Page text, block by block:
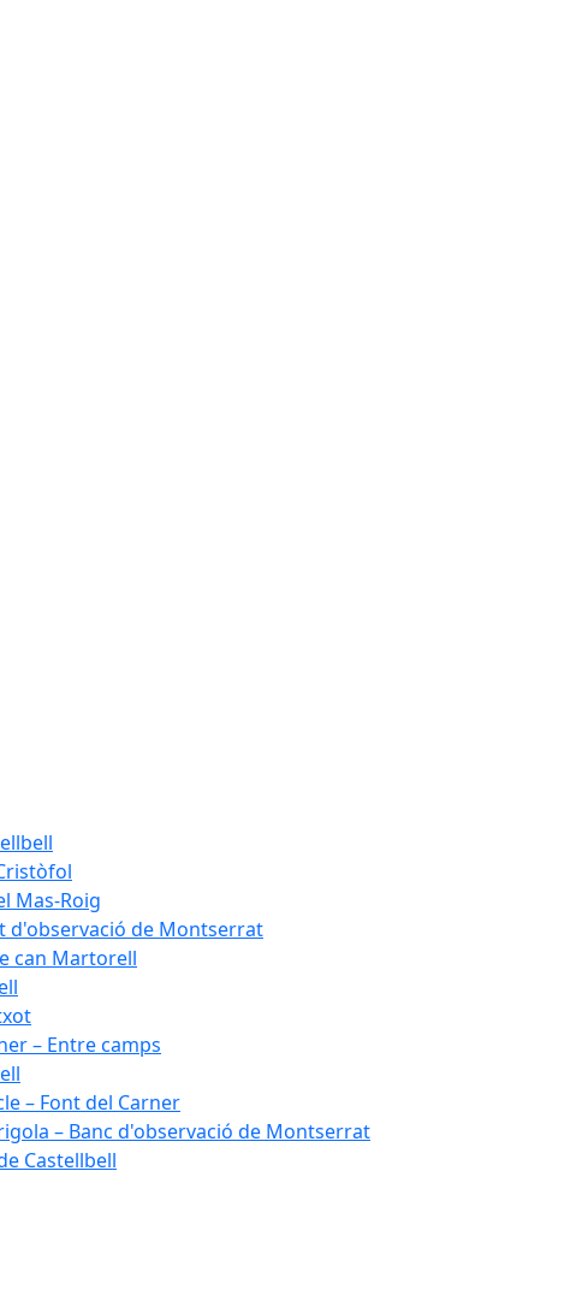
Mas-Roig
d'observació de Montserrat
can Martorell
– Entre camps
– Font del Carner
– Banc d'observació de Montserrat
Castellbell